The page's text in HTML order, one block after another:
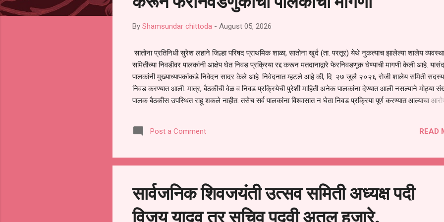
By Shamsundar chittoda - August 05, 2026
सातोना प्रतिनिधी सुरेश लहाने जिल्हा परिषद प्राथमिक शाळा, सातोना खुर्द (ता. परतूर) येथे नुकत्याच झालेल्या शालेय
समितीच्या निवडीवर पालकांनी आक्षेप घेत निवड प्रक्रिया रद्द करून मतदानाद्वारे फेरनिवडणूक घेण्याची मागणी केली आहे.
पालकांनी मुख्याध्यापकांकडे निवेदन सादर केले आहे. निवेदनात म्हटले आहे की, दि. २७ जुलै २०२६ रोजी शालेय समिती
निवड करण्यात आली. मात्र, बैठकीची वेळ व निवड प्रक्रियेची पुरेशी माहिती अनेक पालकांना देण्यात आली नसल्याने मोठ्या
पालक बैठकीस उपस्थित राहू शकले नाहीत. तसेच सर्व पालकांना विश्वासात न घेता निवड प्रक्रिया पूर्ण करण्यात आल्याचा
समितीची फेरनिवडणूक घेण्यात यावी, अशी मागणी पालकांनी केली आहे. या निवेदनाच्या प्रती जिल्हा शिक्षण अधिकारी
जालना तसेच तालुका शिक्षण अधिकारी, परतूर यांनाही पाठविण्यात आल्या असून प्रशासन याबाबत काय निर्णय घेते, याकडे
Post a Comment READ
सार्वजनिक शिवजयंती उत्सव समिती अध्यक्ष पदी
विजय यादव तर सचिव पदवी अतुल हजारे.